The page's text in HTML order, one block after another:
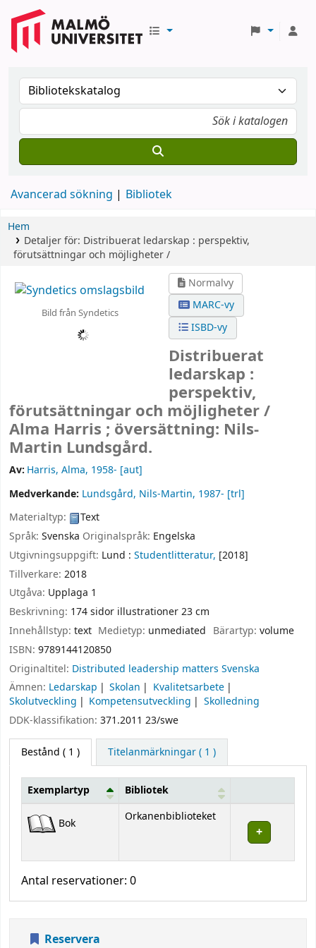
Avancerad sökning Bibliotek
Hem
Detaljer för: Distribuerat ledarskap : perspektiv,
förutsättningar och möjligheter /
Bild från Syndetics
Normalvy
MARC-vy
ISBD-vy
Distribuerat
ledarskap :
perspektiv,
förutsättningar och möjligheter /
Alma Harris ; översättning: Nils-
Martin Lundsgård.
Av: Harris, Alma, 1958- [aut]
Medverkande: Lundsgård, Nils-Martin, 1987- [trl]
Materialtyp:
Text
Språk: Svenska Originalspråk: Engelska
Utgivningsuppgift: Lund : Studentlitteratur, [2018]
Tillverkare: 2018
Utgåva: Upplaga 1
Beskrivning: 174 sidor illustrationer 23 cm
Innehållstyp: text Medietyp: unmediated Bärartyp: volume
ISBN: 9789144120850
Originaltitel: Distributed leadership matters Svenska
Ämnen: Ledarskap Skolan
Kvalitetsarbete
Skolutveckling
Kompetensutveckling
Skolledning
DDK-klassifikation: 371.2011 23/swe
Bestånd ( 1 ) Titelanmärkningar ( 1 )
Bestånd
Exemplartyp Bibliotek
Bok Orkanenbiblioteket
Antal reservationer: 0
Reservera